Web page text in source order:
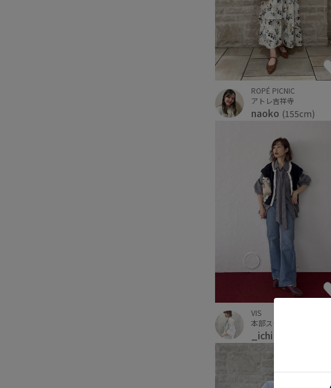
ROPÉ PICNIC
アトレ吉祥寺
naoko (155cm)
VIS
本部スタッフ
_ichi